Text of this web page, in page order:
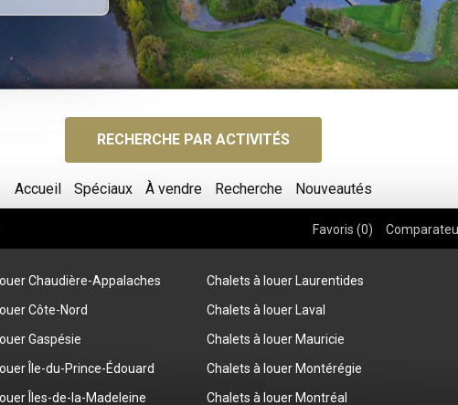
RECHERCHE PAR ACTIVITÉS
Accueil Spéciaux À vendre Recherche Nouveautés
Favoris (0)
Chaudière-Appalaches
Côte-Nord
Gaspésie
Île-du-Prince-Édouard
Îles-de-la-Madeleine
Chalets à louer Laurentides
Chalets à louer Laval
Chalets à louer Mauricie
Chalets à louer Montérégie
Chalets à louer Montréal